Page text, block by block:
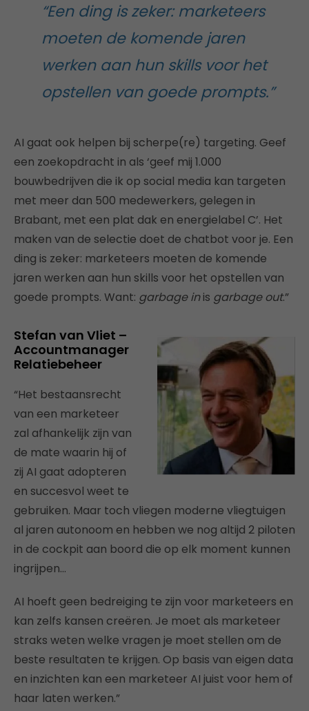
“Een ding is zeker: marketeers
moeten de komende jaren
werken aan hun skills voor het
opstellen van goede prompts.”
AI gaat ook helpen bij scherpe(re) targeting. Geef
een zoekopdracht in als ‘geef mij 1.000
bouwbedrijven die ik op social media kan targeten
met meer dan 500 medewerkers, gelegen in
Brabant, met een plat dak en energielabel C’. Het
maken van de selectie doet de chatbot voor je. Een
ding is zeker: marketeers moeten de komende
jaren werken aan hun skills voor het opstellen van
goede prompts. Want: garbage inis garbage out.”
Stefan van Vliet –
Accountmanager
Relatiebeheer
“Het bestaansrecht
van een marketeer
zal afhankelijk zijn van
de mate waarin hij of
zij AI gaat adopteren
en succesvol weet te
gebruiken. Maar toch vliegen moderne vliegtuigen
al jaren autonoom en hebben we nog altijd 2 piloten
in de cockpit aan boord die op elk moment kunnen
ingrijpen…
AI hoeft geen bedreiging te zijn voor marketeers en
kan zelfs kansen creëren. Je moet als marketeer
straks weten welke vragen je moet stellen om de
beste resultaten te krijgen. Op basis van eigen data
en inzichten kan een marketeer AI juist voor hem of
haar laten werken.”